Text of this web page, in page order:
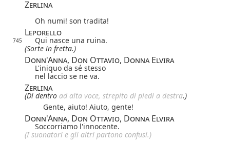
Zerlina
Oh numi! son tradita!
Leporello
745
Qui nasce una ruina.
(Sorte in fretta.)
Donn'Anna, Don Ottavio, Donna Elvira
L'iniquo da sé stesso
nel laccio se ne va.
Zerlina
(Di dentro ad alta voce, strepito di piedi a destra.)
Gente, aiuto! Aiuto, gente!
Donn'Anna, Don Ottavio, Donna Elvira
Soccorriamo l'innocente.
(I suonatori e gli altri partono confusi.)